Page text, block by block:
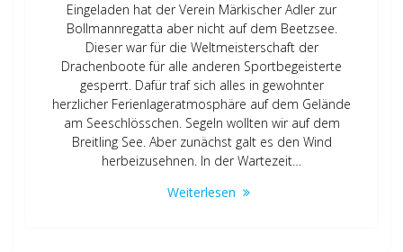
Eingeladen hat der Verein Märkischer Adler zur
Bollmannregatta aber nicht auf dem Beetzsee.
Dieser war für die Weltmeisterschaft der
Drachenboote für alle anderen Sportbegeisterte
gesperrt. Dafür traf sich alles in gewohnter
herzlicher Ferienlageratmosphäre auf dem Gelände
am Seeschlösschen. Segeln wollten wir auf dem
Breitling See. Aber zunächst galt es den Wind
herbeizusehnen. In der Wartezeit…
Weiterlesen